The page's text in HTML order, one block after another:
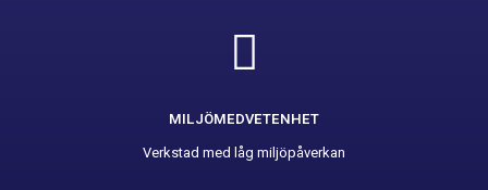
MILJÖMEDVETENHET
Verkstad med låg miljöpåverkan